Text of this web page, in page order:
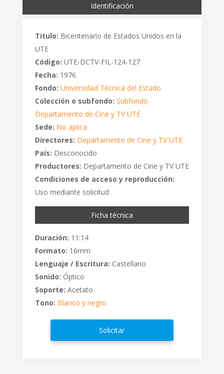
Identificación
Titulo: Bicentenario de Estados Unidos en la
UTE
Código: UTE-DCTV-FIL-124-127
Fecha: 1976
Fondo: Universidad Técnica del Estado
Colección o subfondo: Subfondo
Departamento de Cine y TV UTE
Sede: No aplica
Directores: Departamento de Cine y TV UTE
País: Desconocido
Productores: Departamento de Cine y TV UTE
Condiciones de acceso y reproducción:
Uso mediante solicitud
Ficha técnica
Duración: 11:14
Formato: 16mm
Lenguaje / Escritura: Castellano
Sonido: Óptico
Soporte: Acetato
Tono: Blanco y negro
Solicitar